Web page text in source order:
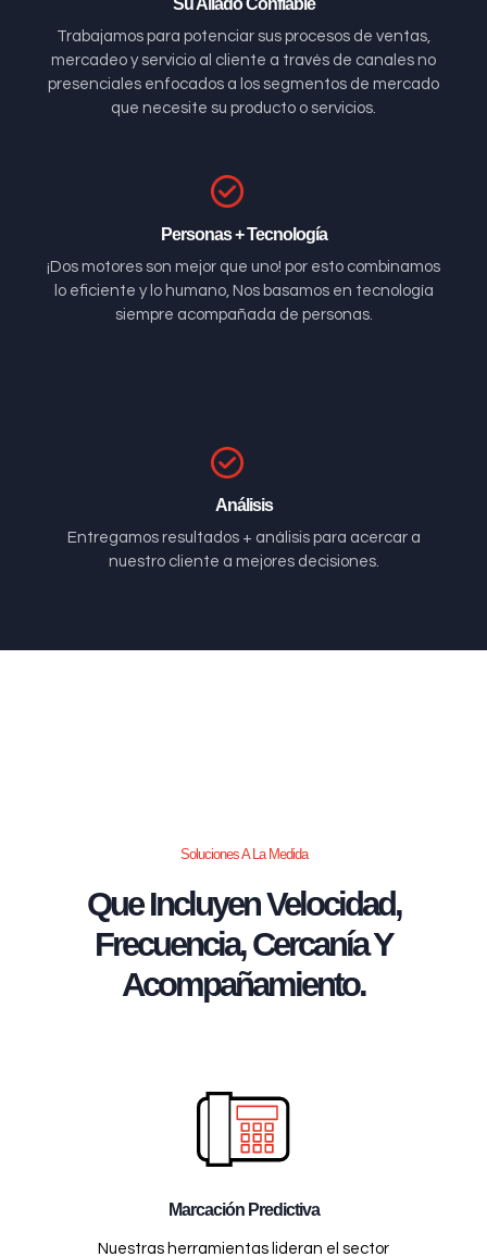
Su Aliado Confiable
Trabajamos para potenciar sus procesos de ventas,
mercadeo y servicio al cliente a través de canales no
presenciales enfocados a los segmentos de mercado
que necesite su producto o servicios.
Personas + Tecnología
¡Dos motores son mejor que uno! por esto combinamos
lo eficiente y lo humano, Nos basamos en tecnología
siempre acompañada de personas.
Análisis
Entregamos resultados + análisis para acercar a
nuestro cliente a mejores decisiones.
Soluciones A La Medida
Que Incluyen Velocidad,
Frecuencia, Cercanía Y
Acompañamiento.
Marcación Predictiva
Nuestras herramientas lideran el sector